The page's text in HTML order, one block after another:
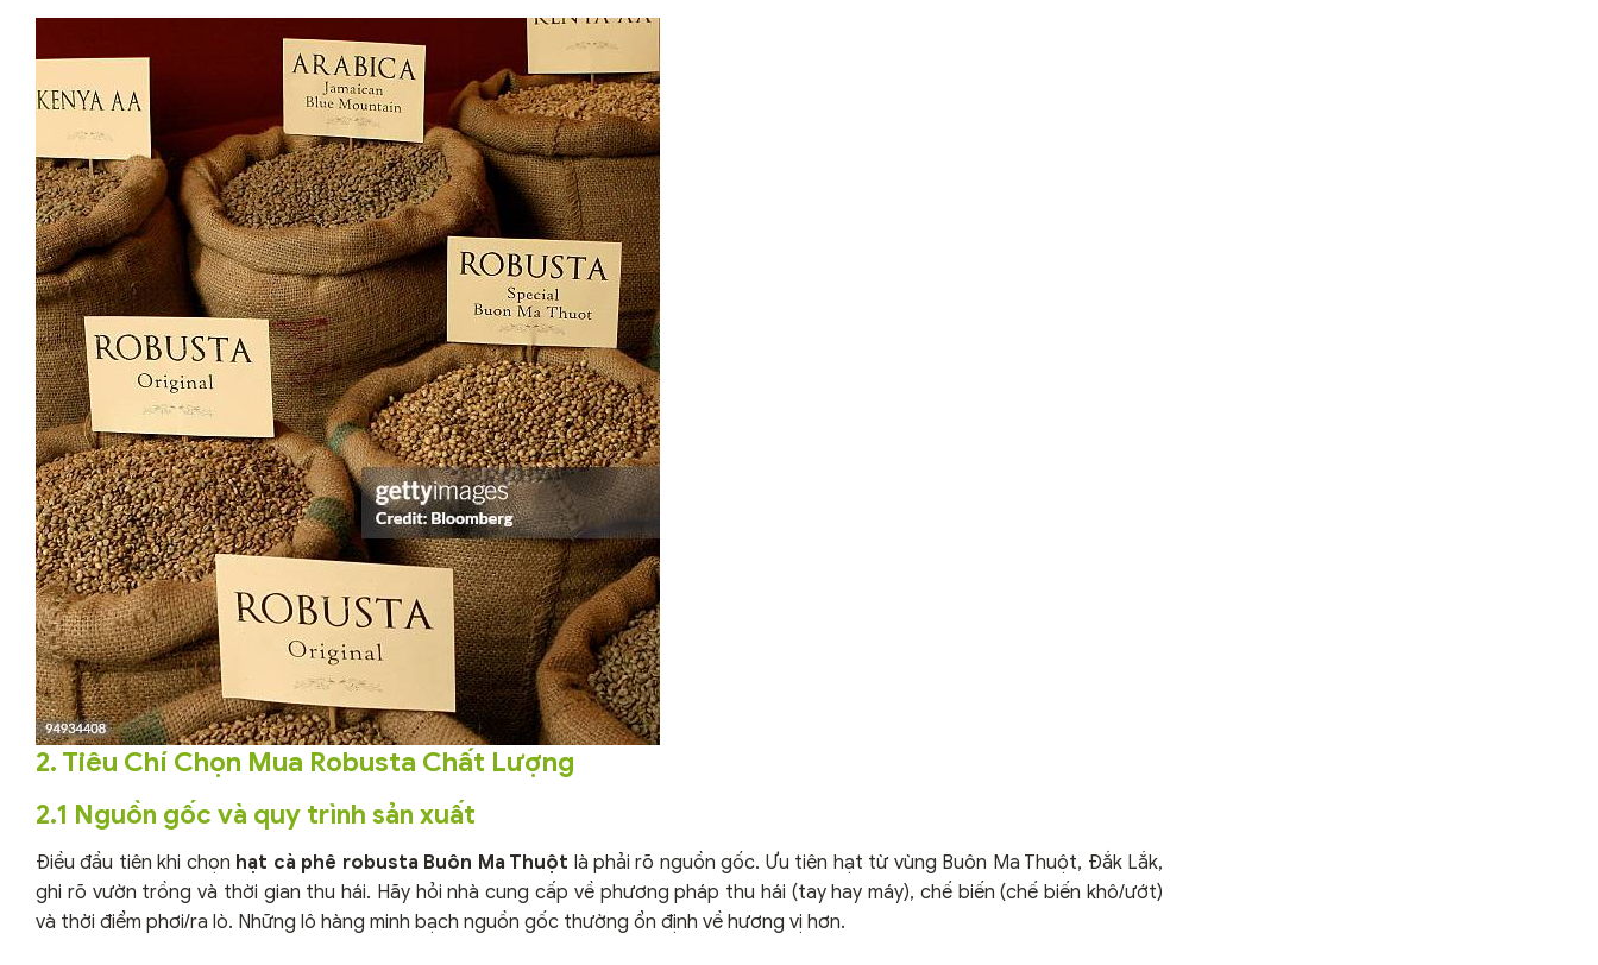
2. Tiêu Chí Chọn Mua Robusta Chất Lượng
2.1 Nguồn gốc và quy trình sản xuất
Điều đầu tiên khi chọn hạt cà phê robusta Buôn Ma Thuột là phải rõ nguồn gốc. Ưu tiên hạt từ vùng Buôn Ma Thuột, Đắk Lắk,
ghi rõ vườn trồng và thời gian thu hái. Hãy hỏi nhà cung cấp về phương pháp thu hái (tay hay máy), chế biến (chế biến khô/ướt)
và thời điểm phơi/ra lò. Những lô hàng minh bạch nguồn gốc thường ổn định về hương vị hơn.